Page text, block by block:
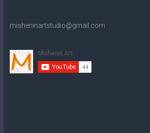
misheninartstudio@gmail.com